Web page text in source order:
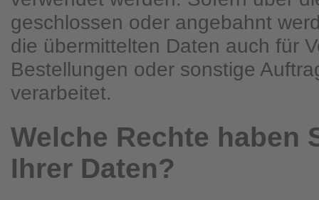
geschlossen oder angebahnt
die übermittelten Daten auch für
Bestellungen oder sonstige
verarbeitet.
Welche Rechte haben
Ihrer Daten?